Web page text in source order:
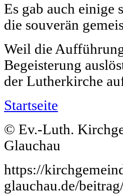
Es gab auch einige
die souverän
Weil die
Begeisterung
der Lutherkirche
Startseite
© Ev.-Luth.
Glauchau
https://
glauchau.de/